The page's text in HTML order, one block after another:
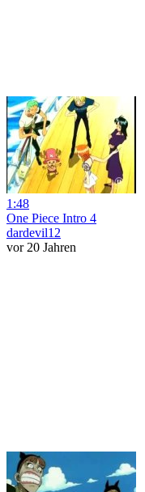
1:48
One Piece Intro 4
dardevil12
vor 20 Jahren